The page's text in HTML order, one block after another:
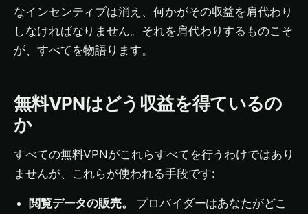
なインセンティブは消え、何かがその収益を肩代わり
しなければなりません。それを肩代わりするものこそ
が、すべてを物語ります。
無料VPNはどう収益を得ているの
か
すべての無料VPNがこれらすべてを行うわけではあり
ませんが、これらが使われる手段です:
閲覧データの販売。
プロバイダーはあなたがどこ